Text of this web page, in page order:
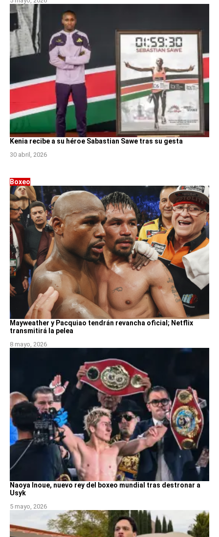
Kenia recibe a su héroe Sabastian Sawe tras su gesta
30 abril, 2026
Boxeo
Mayweather y Pacquiao tendrán revancha oficial; Netflix
transmitirá la pelea
8 mayo, 2026
Naoya Inoue, nuevo rey del boxeo mundial tras destronar a
Usyk
5 mayo, 2026